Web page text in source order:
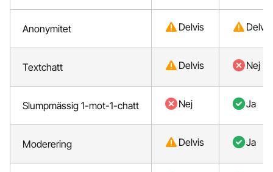
Anonymitet Delvis Delvis
Textchatt Delvis Nej
Slumpmässig 1-mot-1-chatt Nej Ja
Moderering Delvis Ja